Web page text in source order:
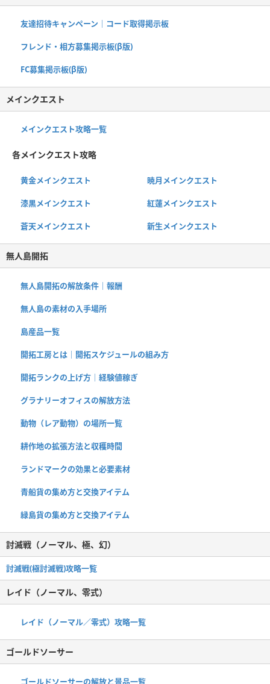
友達招待キャンペーン｜コード取得掲示板
フレンド・相方募集掲示板(β版)
FC募集掲示板(β版)
メインクエスト
メインクエスト攻略一覧
各メインクエスト攻略
黄金メインクエスト 暁月メインクエスト
漆黒メインクエスト 紅蓮メインクエスト
蒼天メインクエスト 新生メインクエスト
無人島開拓
無人島開拓の解放条件｜報酬
無人島の素材の入手場所
島産品一覧
開拓工房とは｜開拓スケジュールの組み方
開拓ランクの上げ方｜経験値稼ぎ
グラナリーオフィスの解放方法
動物（レア動物）の場所一覧
耕作地の拡張方法と収穫時間
ランドマークの効果と必要素材
青船貨の集め方と交換アイテム
緑島貨の集め方と交換アイテム
討滅戦（ノーマル、極、幻）
討滅戦(極討滅戦)攻略一覧
レイド（ノーマル、零式）
レイド（ノーマル／零式）攻略一覧
ゴールドソーサー
ゴールドソーサーの解放と景品一覧